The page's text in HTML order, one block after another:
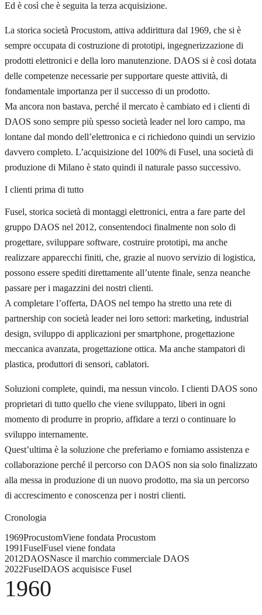
Ed è così che è seguita la terza acquisizione.
La storica società Procustom, attiva addirittura dal 1969, che si è
sempre occupata di costruzione di prototipi, ingegnerizzazione di
prodotti elettronici e della loro manutenzione. DAOS si è così dotata
delle competenze necessarie per supportare queste attività, di
fondamentale importanza per il successo di un prodotto.
Ma ancora non bastava, perché il mercato è cambiato ed i clienti di
DAOS sono sempre più spesso società leader nel loro campo, ma
lontane dal mondo dell’elettronica e ci richiedono quindi un servizio
davvero completo. L’acquisizione del 100% di Fusel, una società di
produzione di Milano è stato quindi il naturale passo successivo.
I clienti prima di tutto
Fusel, storica società di montaggi elettronici, entra a fare parte del
gruppo DAOS nel 2012, consentendoci finalmente non solo di
progettare, sviluppare software, costruire prototipi, ma anche
realizzare apparecchi finiti, che, grazie al nuovo servizio di logistica,
possono essere spediti direttamente all’utente finale, senza neanche
passare per i magazzini dei nostri clienti.
A completare l’offerta, DAOS nel tempo ha stretto una rete di
partnership con società leader nei loro settori: marketing, industrial
design, sviluppo di applicazioni per smartphone, progettazione
meccanica avanzata, progettazione ottica. Ma anche stampatori di
plastica, produttori di sensori, cablatori.
Soluzioni complete, quindi, ma nessun vincolo. I clienti DAOS sono
proprietari di tutto quello che viene sviluppato, liberi in ogni
momento di produrre in proprio, affidare a terzi o continuare lo
sviluppo internamente.
Quest’ultima è la soluzione che preferiamo e forniamo assistenza e
collaborazione perché il percorso con DAOS non sia solo finalizzato
alla messa in produzione di un nuovo prodotto, ma sia un percorso
di accrescimento e conoscenza per i nostri clienti.
Cronologia
1969ProcustomViene fondata Procustom
1991FuselFusel viene fondata
2012DAOSNasce il marchio commerciale DAOS
2022FuselDAOS acquisisce Fusel
1960